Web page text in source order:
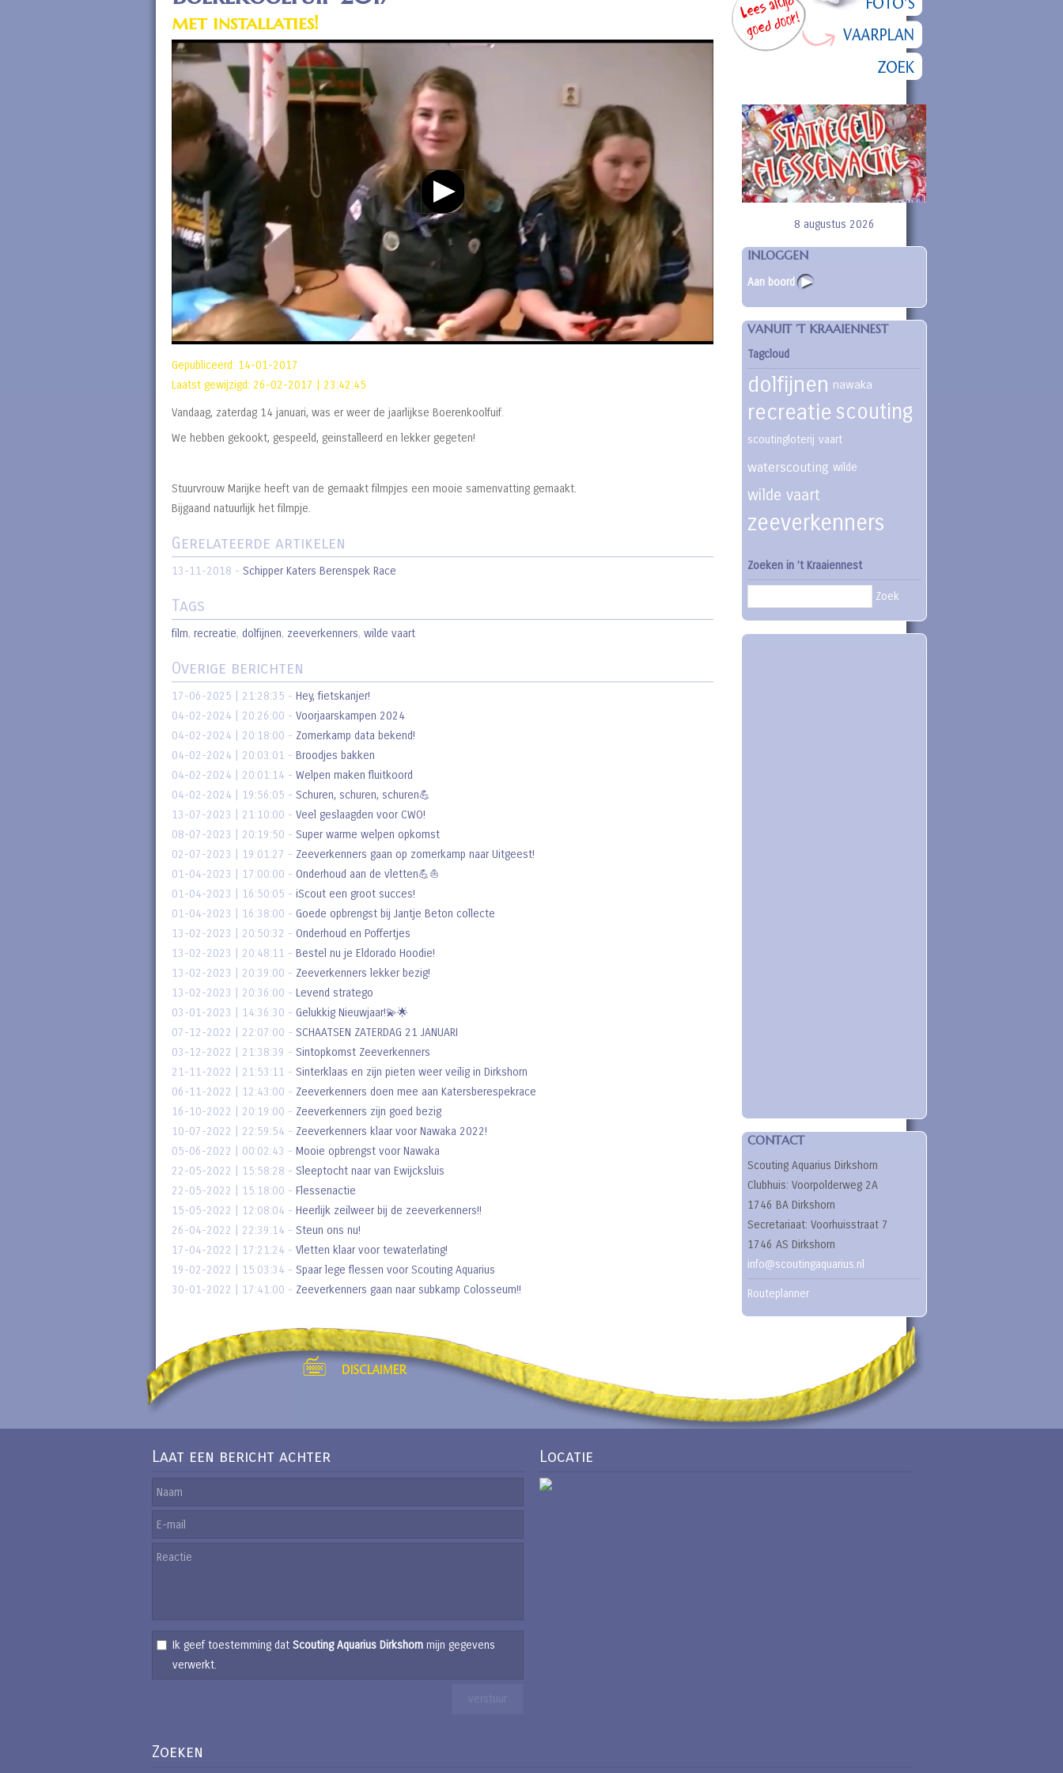
met installaties!
Gepubliceerd: 14-01-2017
Laatst gewijzigd: 26-02-2017 | 23:42:45
Vandaag, zaterdag 14 januari, was er weer de jaarlijkse Boerenkoolfuif.
We hebben gekookt, gespeeld, geinstalleerd en lekker gegeten!
Stuurvrouw Marijke heeft van de gemaakt filmpjes een mooie samenvatting gemaakt.
Bijgaand natuurlijk het filmpje.
Gerelateerde artikelen
13-11-2018 - Schipper Katers Berenspek Race
Tags
film, recreatie, dolfijnen, zeeverkenners, wilde vaart
Overige berichten
17-06-2025 | 21:28:35 - Hey, fietskanjer!
04-02-2024 | 20:26:00 - Voorjaarskampen 2024
04-02-2024 | 20:18:00 - Zomerkamp data bekend!
04-02-2024 | 20:03:01 - Broodjes bakken
04-02-2024 | 20:01:14 - Welpen maken fluitkoord
04-02-2024 | 19:56:05 - Schuren, schuren, schuren💪
13-07-2023 | 21:10:00 - Veel geslaagden voor CWO!
08-07-2023 | 20:19:50 - Super warme welpen opkomst
02-07-2023 | 19:01:27 - Zeeverkenners gaan op zomerkamp naar Uitgeest!
01-04-2023 | 17:00:00 - Onderhoud aan de vletten💪⛵️
01-04-2023 | 16:50:05 - iScout een groot succes!
01-04-2023 | 16:38:00 - Goede opbrengst bij Jantje Beton collecte
13-02-2023 | 20:50:32 - Onderhoud en Poffertjes
13-02-2023 | 20:48:11 - Bestel nu je Eldorado Hoodie!
13-02-2023 | 20:39:00 - Zeeverkenners lekker bezig!
13-02-2023 | 20:36:00 - Levend stratego
03-01-2023 | 14:36:30 - Gelukkig Nieuwjaar!💫🌟
07-12-2022 | 22:07:00 - SCHAATSEN ZATERDAG 21 JANUARI
03-12-2022 | 21:38:39 - Sintopkomst Zeeverkenners
21-11-2022 | 21:53:11 - Sinterklaas en zijn pieten weer veilig in Dirkshorn
06-11-2022 | 12:43:00 - Zeeverkenners doen mee aan Katersberespekrace
16-10-2022 | 20:19:00 - Zeeverkenners zijn goed bezig
10-07-2022 | 22:59:54 - Zeeverkenners klaar voor Nawaka 2022!
05-06-2022 | 00:02:43 - Mooie opbrengst voor Nawaka
22-05-2022 | 15:58:28 - Sleeptocht naar van Ewijcksluis
22-05-2022 | 15:18:00 - Flessenactie
15-05-2022 | 12:08:04 - Heerlijk zeilweer bij de zeeverkenners!!
26-04-2022 | 22:39:14 - Steun ons nu!
17-04-2022 | 17:21:24 - Vletten klaar voor tewaterlating!
19-02-2022 | 15:03:34 - Spaar lege flessen voor Scouting Aquarius
30-01-2022 | 17:41:00 - Zeeverkenners gaan naar subkamp Colosseum!!
8 augustus 2026
INLOGGEN
Aan boord
VANUIT ’T KRAAIENNEST
Tagcloud
dolfijnen nawaka
recreatie scouting
scoutingloterij vaart
waterscouting wilde
wilde vaart
zeeverkenners
Zoeken in ’t Kraaiennest
Zoek
CONTACT
Scouting Aquarius Dirkshorn
Clubhuis: Voorpolderweg 2A
1746 BA Dirkshorn
Secretariaat: Voorhuisstraat 7
1746 AS Dirkshorn
info@scoutingaquarius.nl
Routeplanner
Laat een bericht achter
Ik geef toestemming dat Scouting Aquarius Dirkshorn mijn gegevens
verwerkt.
Locatie
Zoeken